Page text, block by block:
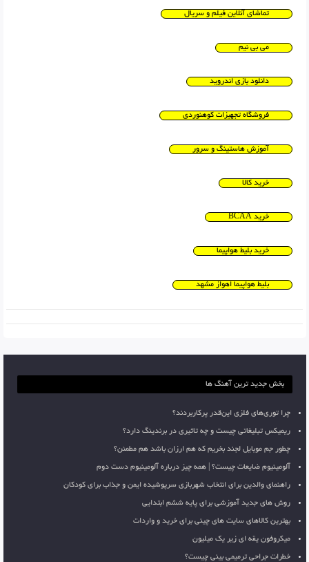
تماشای آنلاین فیلم و سریال
می بی نیم
دانلود بازی اندروید
فروشگاه تجهیزات کوهنوردی
آموزش هاستینگ و سرور
خرید کالا
خرید BCAA
خرید بلیط هواپیما
بلیط هواپیما اهواز مشهد
بخش جدید ترین آهنگ ها
چرا توری‌های فلزی این‌قدر پرکاربردند؟
ریمیکس تبلیغاتی چیست و چه تاثیری در برندینگ دارد؟
چطور جم موبایل لجند بخریم که هم ارزان باشد هم مطمئن؟
آلومینیوم ضایعات چیست؟ | همه چیز درباره آلومینیوم دست دوم
راهنمای والدین برای انتخاب شهربازی سرپوشیده ایمن و جذاب برای کودکان
روش های جدید آموزشی برای پایه ششم ابتدایی
بهترین کالاهای سایت های چینی برای خرید و واردات
میکروفون یقه ای زیر یک میلیون
خطرات جراحی ترمیمی بینی چیست؟